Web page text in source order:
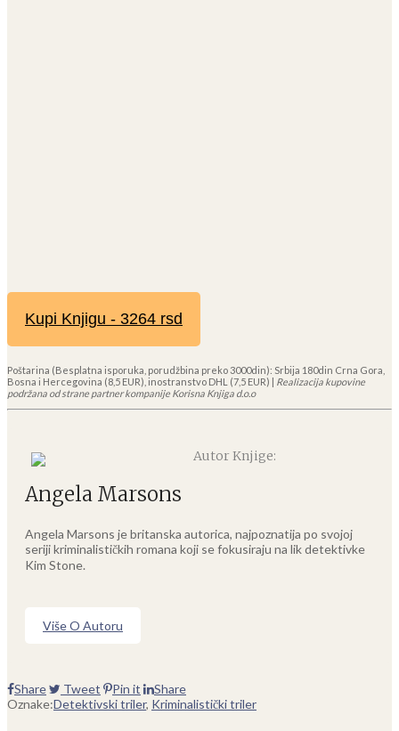
Kupi Knjigu - 3264 rsd
Poštarina (Besplatna isporuka, porudžbina preko 3000din): Srbija 180din Crna Gora,
Bosna i Hercegovina (8,5 EUR), inostranstvo DHL (7,5 EUR) | Realizacija kupovine
podržana od strane partner kompanije Korisna Knjiga d.o.o
Autor Knjige:
Angela Marsons
Angela Marsons je britanska autorica, najpoznatija po svojoj
seriji kriminalističkih romana koji se fokusiraju na lik detektivke
Kim Stone.
Više O Autoru
Share Tweet Pin it
Share
Oznake:Detektivski triler, Kriminalistički triler